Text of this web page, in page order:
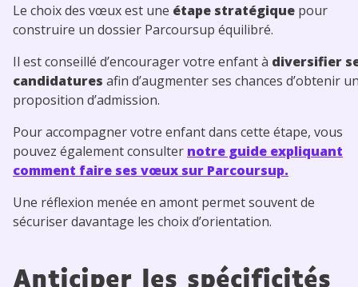
Le choix des vœux est une étape stratégique pour
construire un dossier Parcoursup équilibré.
Il est conseillé d’encourager votre enfant à diversifier
candidatures afin d’augmenter ses chances d’obtenir
proposition d’admission.
Pour accompagner votre enfant dans cette étape, vous
pouvez également consulter notre guide expliquant
comment faire ses vœux sur Parcoursup.
Une réflexion menée en amont permet souvent de
sécuriser davantage les choix d’orientation.
Anticiper les spécificités